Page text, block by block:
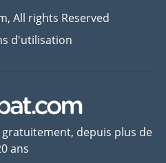
All rights Reserved
d'utilisation
depuis plus de
ans